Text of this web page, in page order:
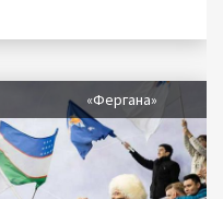
«Фергана»